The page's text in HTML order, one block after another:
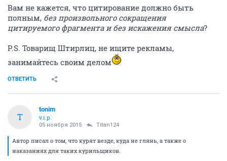
Вам не кажется, что цитирование должно быть
полным, без произвольного сокращения
цитируемого фрагмента и без искажения смысла?
P.S. Товарищ Штирлиц, не ищите рекламы,
занимайтесь своим делом
ОТВЕТИТЬ
T
tonim
v.i.p.
05 ноября 2015 Titan124
Автор писал о том, что курят везде, куда не глянь, а также о
наказаниях для таких курильщиков.